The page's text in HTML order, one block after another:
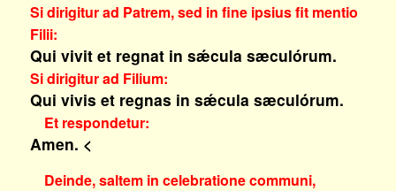
Si dirigitur ad Patrem, sed in fine ipsius fit mentio
Filii:
Qui vivit et regnat in sǽcula sæculórum.
Si dirigitur ad Filium:
Qui vivis et regnas in sǽcula sæculórum.
Et respondetur:
Amen. <
Deinde, saltem in celebratione communi,